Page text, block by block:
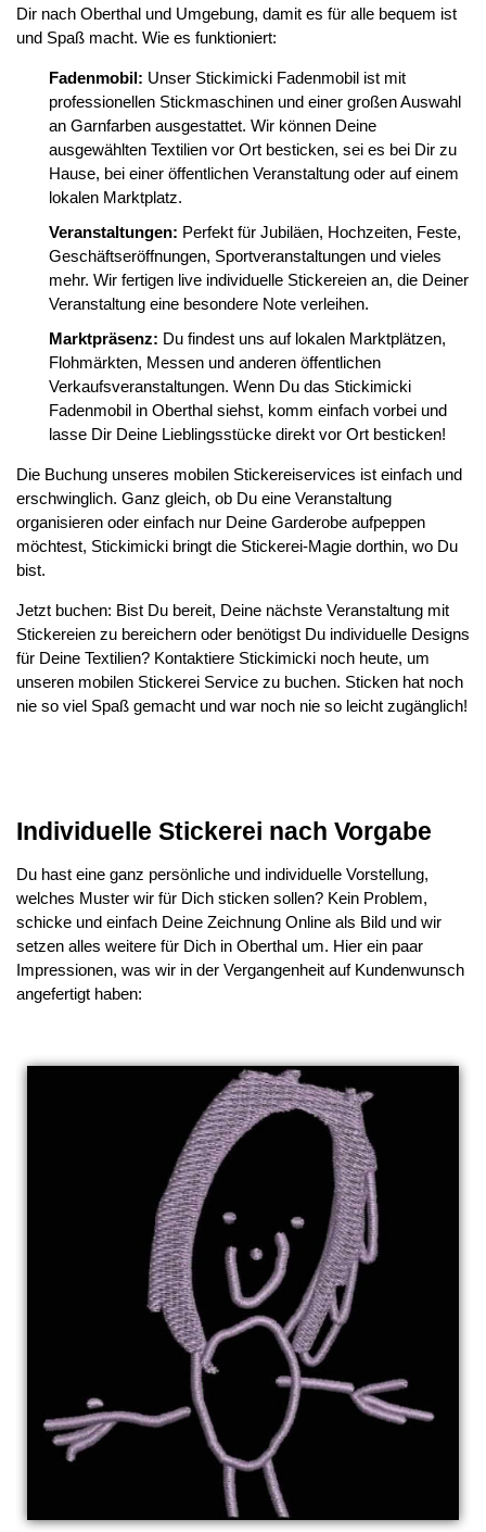
Dir nach Oberthal und Umgebung, damit es für alle bequem ist
und Spaß macht. Wie es funktioniert:
Fadenmobil: Unser Stickimicki Fadenmobil ist mit
professionellen Stickmaschinen und einer großen Auswahl
an Garnfarben ausgestattet. Wir können Deine
ausgewählten Textilien vor Ort besticken, sei es bei Dir zu
Hause, bei einer öffentlichen Veranstaltung oder auf einem
lokalen Marktplatz.
Veranstaltungen: Perfekt für Jubiläen, Hochzeiten, Feste,
Geschäftseröffnungen, Sportveranstaltungen und vieles
mehr. Wir fertigen live individuelle Stickereien an, die Deiner
Veranstaltung eine besondere Note verleihen.
Marktpräsenz: Du findest uns auf lokalen Marktplätzen,
Flohmärkten, Messen und anderen öffentlichen
Verkaufsveranstaltungen. Wenn Du das Stickimicki
Fadenmobil in Oberthal siehst, komm einfach vorbei und
lasse Dir Deine Lieblingsstücke direkt vor Ort besticken!
Die Buchung unseres mobilen Stickereiservices ist einfach und
erschwinglich. Ganz gleich, ob Du eine Veranstaltung
organisieren oder einfach nur Deine Garderobe aufpeppen
möchtest, Stickimicki bringt die Stickerei-Magie dorthin, wo Du
bist.
Jetzt buchen: Bist Du bereit, Deine nächste Veranstaltung mit
Stickereien zu bereichern oder benötigst Du individuelle Designs
für Deine Textilien? Kontaktiere Stickimicki noch heute, um
unseren mobilen Stickerei Service zu buchen. Sticken hat noch
nie so viel Spaß gemacht und war noch nie so leicht zugänglich!
Individuelle Stickerei nach Vorgabe
Du hast eine ganz persönliche und individuelle Vorstellung,
welches Muster wir für Dich sticken sollen? Kein Problem,
schicke und einfach Deine Zeichnung Online als Bild und wir
setzen alles weitere für Dich in Oberthal um. Hier ein paar
Impressionen, was wir in der Vergangenheit auf Kundenwunsch
angefertigt haben: